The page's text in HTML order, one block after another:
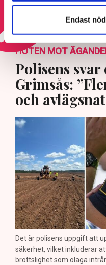
Endast
HOTEN MOT
Polisens
Grimsås:
och
Det är polisens uppgift att
säkerhet, vilket inkluderar
brottslighet som olaga